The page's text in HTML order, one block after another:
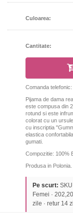
Culoarea:
Cantitate:
Comanda telefonic:
Pijama de dama
este compusa din
rotund si este
colorat cu un
cu inscriptia
elastica
gumati.
Compozitie: 100%
Produsa in Polonia.
Pe scurt:
Femei ·
zile · retur 14